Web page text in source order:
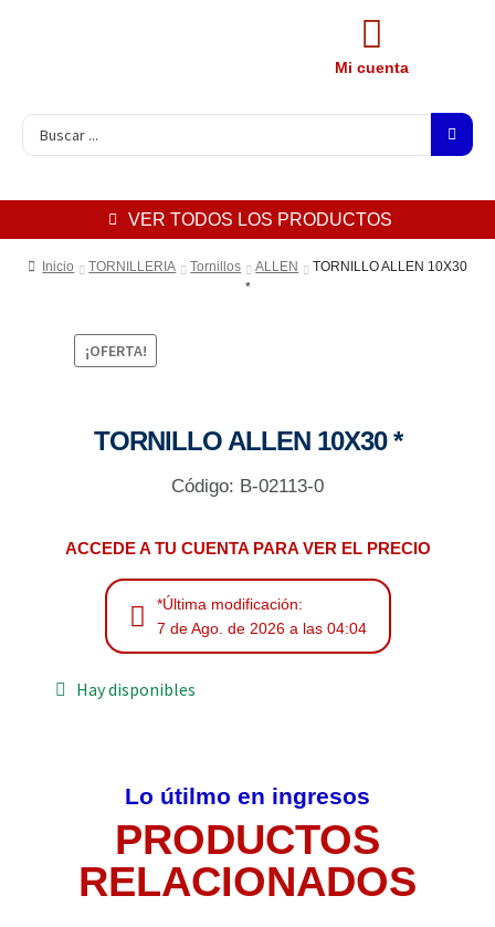
Mi cuenta
VER TODOS LOS PRODUCTOS
Inicio TORNILLERIA Tornillos ALLEN
TORNILLO ALLEN 10X30
*
¡OFERTA!
TORNILLO ALLEN 10X30 *
Código: B-02113-0
ACCEDE A TU CUENTA PARA VER EL PRECIO
*Última modificación:
7 de Ago. de 2026 a las 04:04
Hay disponibles
Lo útilmo en ingresos
PRODUCTOS
RELACIONADOS